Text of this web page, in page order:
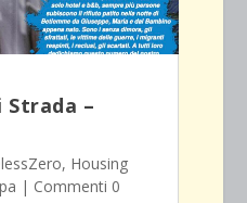
Strada –
, Housing
| Commenti 0